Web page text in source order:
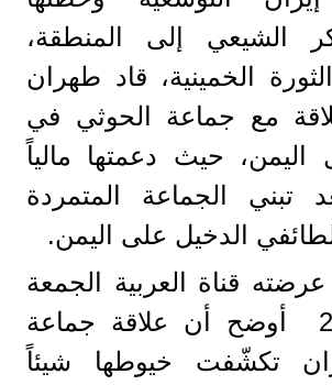
الشيعي إلى المنطقة،
الخمينية، قاد طهران
مع جماعة الحوثي في
حيث دعمتها مالياً
تبني الجماعة المتمردة
الدخيل على اليمن.
قناة العربية الجمعة
5 يناير 2018 أوضح أن علاقة جماعة
تكشّفت خيوطها شيئاً